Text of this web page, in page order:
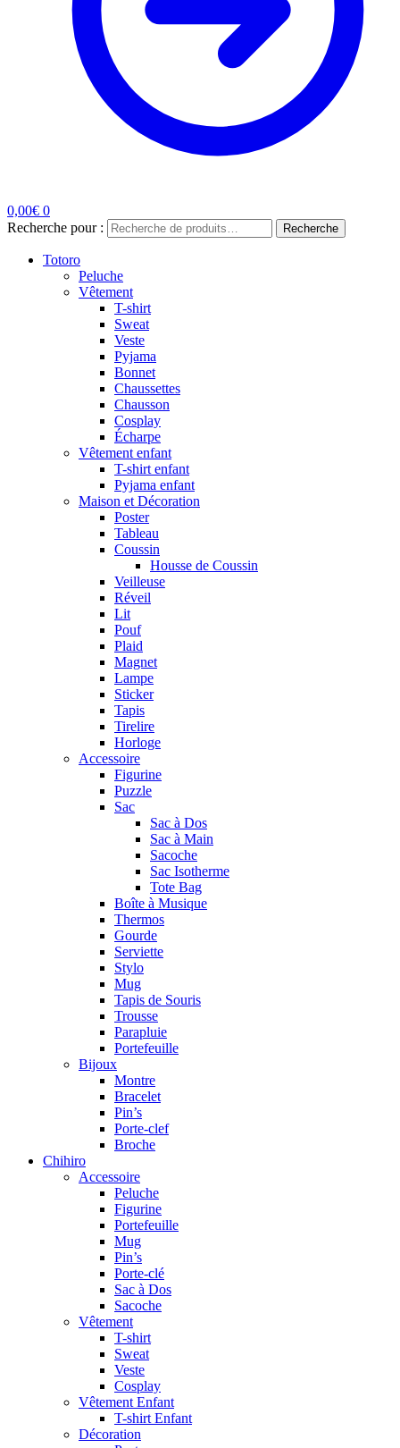
0,00€ 0
Recherche pour :
Recherche
Totoro
Peluche
Vêtement
T-shirt
Sweat
Veste
Pyjama
Bonnet
Chaussettes
Chausson
Cosplay
Écharpe
Vêtement enfant
T-shirt enfant
Pyjama enfant
Maison et Décoration
Poster
Tableau
Coussin
Housse de Coussin
Veilleuse
Réveil
Lit
Pouf
Plaid
Magnet
Lampe
Sticker
Tapis
Tirelire
Horloge
Accessoire
Figurine
Puzzle
Sac
Sac à Dos
Sac à Main
Sacoche
Sac Isotherme
Tote Bag
Boîte à Musique
Thermos
Gourde
Serviette
Stylo
Mug
Tapis de Souris
Trousse
Parapluie
Portefeuille
Bijoux
Montre
Bracelet
Pin’s
Porte-clef
Broche
Chihiro
Accessoire
Peluche
Figurine
Portefeuille
Mug
Pin’s
Porte-clé
Sac à Dos
Sacoche
Vêtement
T-shirt
Sweat
Veste
Cosplay
Vêtement Enfant
T-shirt Enfant
Décoration